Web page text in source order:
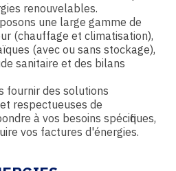
renouvelables.
une large gamme de
(chauffage et climatisation),
(avec ou sans stockage),
sanitaire et des bilans
fournir des solutions
respectueuses de
à vos besoins spécifiques,
vos factures d'énergies.